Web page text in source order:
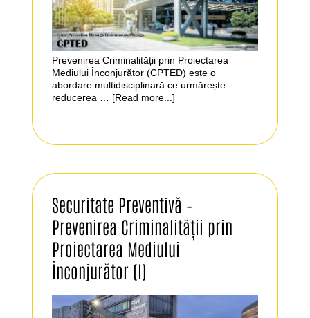
Prevenirea Criminalității prin Proiectarea
Mediului Înconjurător (CPTED) este o
abordare multidisciplinară ce urmărește
reducerea … [Read more...]
Securitate Preventivă –
Prevenirea Criminalității prin
Proiectarea Mediului
Înconjurător (I)